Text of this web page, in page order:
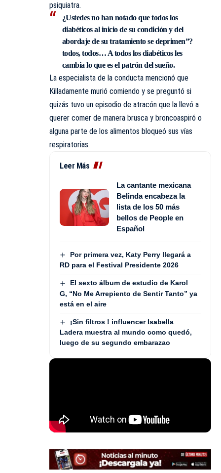
psiquiatra.
¿Ustedes no han notado que todos los
diabéticos al inicio de su condición y del
abordaje de su tratamiento se deprimen”?
todos, todos… A todos los diabéticos les
cambia lo que es el patrón del sueño.
La especialista de la conducta mencionó que
Killadamente murió comiendo y se preguntó si
quizás tuvo un episodio de atracón que la llevó a
querer comer de manera brusca y broncoaspiró o
alguna parte de los alimentos bloqueó sus vías
respiratorias.
Leer Más
La cantante mexicana
Belinda encabeza la
lista de los 50 más
bellos de People en
Español
Por primera vez, Katy Perry llegará a
RD para el Festival Presidente 2026
El sexto álbum de estudio de Karol
G, “No Me Arrepiento de Sentir Tanto” ya
está en el aire
¡Sin filtros ! influencer Isabella
Ladera muestra al mundo como quedó,
luego de su segundo embarazao